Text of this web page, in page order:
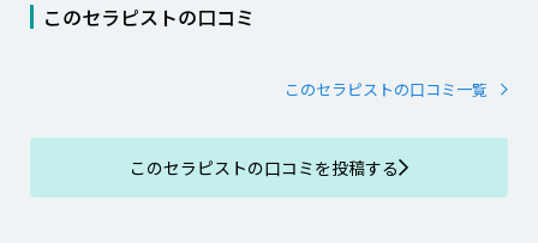
このセラピストの口コミ
このセラピストの口コミ一覧
このセラピストの口コミを投稿する